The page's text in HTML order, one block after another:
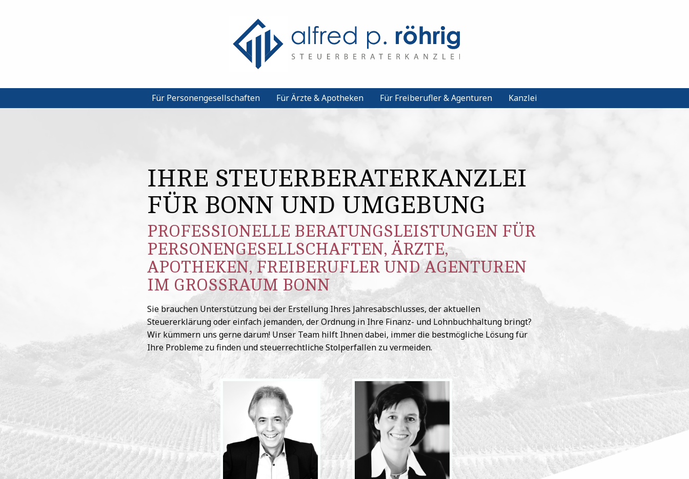
Für Personengesellschaften Für Ärzte & Apotheken Für Freiberufler & Agenturen Kanzlei
IHRE STEUERBERATERKANZLEI
FÜR BONN UND UMGEBUNG
PROFESSIONELLE BERATUNGSLEISTUNGEN FÜR
PERSONENGESELLSCHAFTEN, ÄRZTE,
APOTHEKEN, FREIBERUFLER UND AGENTUREN
IM GROSSRAUM BONN
Sie brauchen Unterstützung bei der Erstellung Ihres Jahresabschlusses, der aktuellen
Steuererklärung oder einfach jemanden, der Ordnung in Ihre Finanz- und Lohnbuchhaltung bringt?
Wir kümmern uns gerne darum! Unser Team hilft Ihnen dabei, immer die bestmögliche Lösung für
Ihre Probleme zu finden und steuerrechtliche Stolperfallen zu vermeiden.